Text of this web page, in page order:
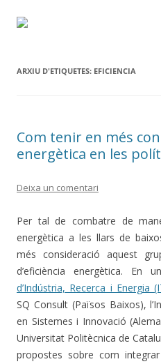
ARXIU D'ETIQUETES: EFICIENCIA
Com tenir en més
energètica en les
Deixa un comentari
Per tal de combatre de
energètica a les llars de
més consideració aquest
d’eficiència energètica. En
d’Indústria, Recerca i Energia
SQ Consult (Països Baixos),
en Sistemes i Innovació
Universitat Politècnica de
propostes sobre com